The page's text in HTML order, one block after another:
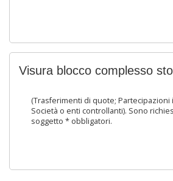
Visura blocco complesso
(Trasferimenti di quote; Partecipazioni
Società o enti controllanti). Sono
soggetto * obbligatori.